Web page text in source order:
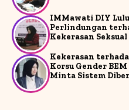
IMMawati DIY
Perlindungan
Kekerasan Seksual
Kekerasan
Korsu Gender
Minta Sistem